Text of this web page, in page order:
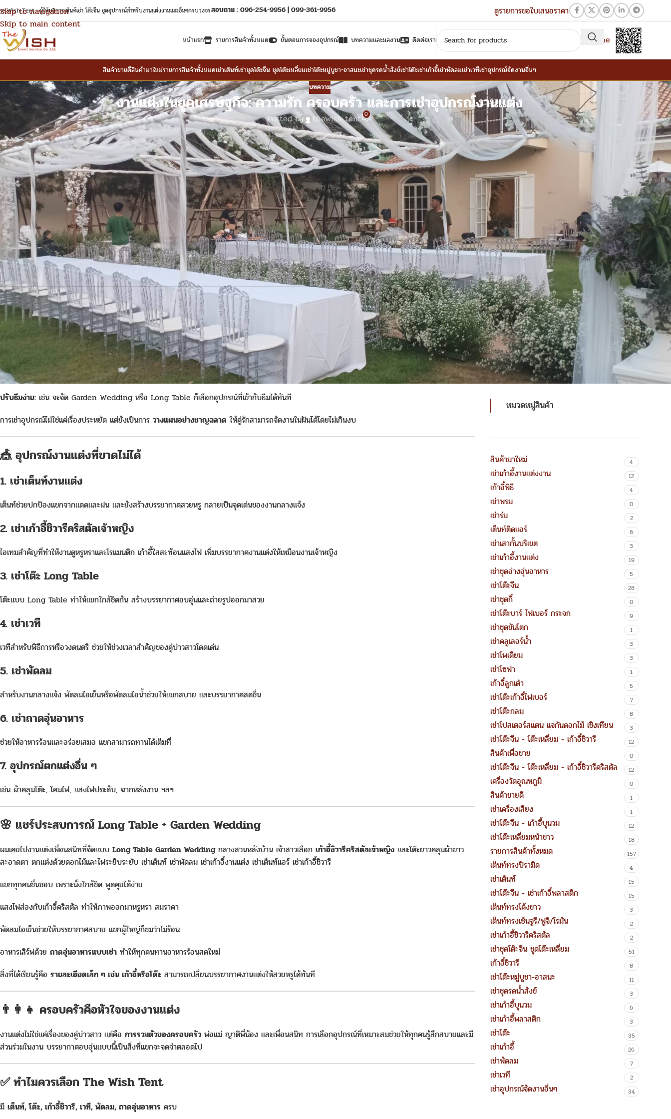
Skip to navigation
Skip to main content
Wish Tent : ผู้ให้บริการเต้นท์เช่า โต๊ะจีน ชุดอุปกรณ์สำหรับงานแต่งงานและอื่นๆครบวงจรสอบถาม : 096-254-9956 | 099-361-9956 ดูรายการขอใบเสนอราคา
หน้าแรก รายการสินค้าทั้งหมด ขั้นตอนการจองอุปกรณ์ บทความและผลงาน ติดต่อเรา QR-Line
สินค้าขายดีสินค้ามาใหม่รายการสินค้าทั้งหมดเช่าเต็นท์เช่าชุดโต๊ะจีน ชุดโต๊ะเหลี่ยมเช่าโต๊ะหมู่บูชา-อาสนะเช่าชุดรดน้ำสังข์เช่าโต๊ะเช่าเก้าอี้เช่าพัดลมเช่าเวทีเช่าอุปกรณ์จัดงานอื่นๆ
บทความ
งานแต่งในยุคเศรษฐกิจ: ความรัก ครอบครัว และการเช่าอุปกรณ์งานแต่ง
Posted by thewish tent 0
เช่าเต็นท์ เช่าพัดลม เช่าเก้าอี้งานแต่ง เช่าเต็นท์แอร์ เช่าเก้าอี้ชิวารี การจัดงานแต่งงานถือเป็นหนึ่งในช่วงเวลาที่สำคัญที่สุดของชีวิต แต่ในยุคเศรษฐกิจปัจจุบัน การ
วางแผนงานแต่งอาจไม่ง่ายเหมือนเดิม คู่รักหลายคู่เริ่มตระหนักว่าความหรูหราไม่ใช่สิ่งสำคัญที่สุดสิ่งที่สำคัญคือความรัก ครอบครัว และบรรยากาศอบอุ่นที่
แขกทุกคนจะจดจำ
ด้วยแนวคิดนี้ คู่รักหลายคู่หันมาเลือกเช่าอุปกรณ์งานแต่งแทนการซื้อ ทั้งเต็นท์, โต๊ะ, เก้าอี้ชิวารี, เวที, พัดลม, ถาดอุ่นอาหาร และอุปกรณ์ตกแต่งอื่น ๆ จาก
The Wish Tentซึ่งช่วยประหยัดงบ แต่ยังคงสร้างบรรยากาศงานแต่งที่สวยและสมบูรณ์
💰 ทำไมการเช่าอุปกรณ์งานแต่งถึงสำคัญในยุคนี้
ค่าใช้จ่ายจัดงานแต่งงานเพิ่มขึ้นทุกปี ทั้งค่าอาหาร, ค่าอุปกรณ์, ดอกไม้, และสถานที่ การเช่าอุปกรณ์ช่วยให้คู่รัก:
ลดต้นทุน:
ไม่ต้องซื้อของที่ใช้ครั้งเดียว
สะดวก: มีอุปกรณ์ครบครันและได้มาตรฐาน
ปรับธีมง่าย: เช่น จะจัด Garden Wedding หรือ Long Table ก็เลือกอุปกรณ์ที่เข้ากับธีมได้ทันที
การเช่าอุปกรณ์ไม่ใช่แค่เรื่องประหยัด แต่ยังเป็นการ วางแผนอย่างชาญฉลาด ให้คู่รักสามารถจัดงานในฝันได้โดยไม่เกินงบ
🎪 อุปกรณ์งานแต่งที่ขาดไม่ได้
1. เช่าเต็นท์งานแต่ง
เต็นท์ช่วยปกป้องแขกจากแดดและฝน และยังสร้างบรรยากาศสวยหรู กลายเป็นจุดเด่นของงานกลางแจ้ง
2. เช่าเก้าอี้ชิวารีคริสตัลเจ้าหญิง
ไอเทมสำคัญที่ทำให้งานดูหรูหราและโรแมนติก เก้าอี้ใสสะท้อนแสงไฟ เพิ่มบรรยากาศงานแต่งให้เหมือนงานเจ้าหญิง
3. เช่าโต๊ะ Long Table
โต๊ะแบบ Long Table ทำให้แขกใกล้ชิดกัน สร้างบรรยากาศอบอุ่นและถ่ายรูปออกมาสวย
4. เช่าเวที
เวทีสำหรับพิธีการหรือวงดนตรี ช่วยให้ช่วงเวลาสำคัญของคู่บ่าวสาวโดดเด่น
5. เช่าพัดลม
สำหรับงานกลางแจ้ง พัดลมไอเย็นหรือพัดลมไอน้ำช่วยให้แขกสบาย และบรรยากาศสดชื่น
6. เช่าถาดอุ่นอาหาร
ช่วยให้อาหารร้อนและอร่อยเสมอ แขกสามารถทานได้เต็มที่
7. อุปกรณ์ตกแต่งอื่น ๆ
เช่น ผ้าคลุมโต๊ะ, โคมไฟ, แสงไฟประดับ, ฉากหลังงาน ฯลฯ
🌸 แชร์ประสบการณ์ Long Table + Garden Wedding
ผมเคยไปงานแต่งเพื่อนสนิทที่จัดแบบ Long Table Garden Weddingกลางสวนหลังบ้าน เจ้าสาวเลือก เก้าอี้ชิวารีคริสตัลเจ้าหญิง และโต๊ะยาวคลุมผ้าขาว
สะอาดตา ตกแต่งด้วยดอกไม้และไฟระยิบระยับ เช่าเต็นท์ เช่าพัดลม เช่าเก้าอี้งานแต่ง เช่าเต็นท์แอร์ เช่าเก้าอี้ชิวารี
แขกทุกคนชื่นชอบ เพราะนั่งใกล้ชิด พูดคุยได้ง่าย
แสงไฟส่องกับเก้าอี้คริสตัล ทำให้ภาพออกมาหรูหรา สมราคา
พัดลมไอเย็นช่วยให้บรรยากาศสบาย แขกผู้ใหญ่ก็ชมว่าไม่ร้อน
อาหารเสิร์ฟด้วย ถาดอุ่นอาหารแบบเช่า ทำให้ทุกคนทานอาหารร้อนสดใหม่
สิ่งที่ได้เรียนรู้คือ รายละเอียดเล็ก ๆ เช่น เก้าอี้หรือโต๊ะ สามารถเปลี่ยนบรรยากาศงานแต่งให้สวยหรูได้ทันที
👨‍👩‍👧 ครอบครัวคือหัวใจของงานแต่ง
งานแต่งไม่ใช่แค่เรื่องของคู่บ่าวสาว แต่คือ การรวมตัวของครอบครัว พ่อแม่ ญาติพี่น้อง และเพื่อนสนิท การเลือกอุปกรณ์ที่เหมาะสมช่วยให้ทุกคนรู้สึกสบายและมี
ส่วนร่วมในงาน บรรยากาศอบอุ่นแบบนี้เป็นสิ่งที่แขกจะจดจำตลอดไป
✅ ทำไมควรเลือก The Wish Tent
มี เต็นท์, โต๊ะ, เก้าอี้ชิวารี, เวที, พัดลม, ถาดอุ่นอาหาร ครบ
บทความและผลงาน ล่าสุด
ผืนฟ้าแห่งคำสัญญา: ทำไมการ “เช่าเต็นท์” กับ
The Wish Event Service ถึงเป็นการปกป้อง
ทุกความทรงจำที่ไม่เคยถูกทำลาย
โครงสร้างแห่งความผูกพัน: เหตุผลที่การ “เช่า
เต็นท์” คือการสร้าง ‘บ้านชั่วคราว’ ที่เปี่ยมด้วยไอ
อุ่นและรอยยิ้ม | The Wish Event Service
ร่มเงาแห่งความทรงจำ: ทำไมการ “เช่าเต็นท์” ถึง
เป็นมากกว่าการบังแดดบังฝน ในวันสำคัญของคุณ
| The Wish Event Service
จัดงานทั้งที เลือก “เช่าเก้าอี้” อย่างไรให้งานเป๊ะ
ปัง แขกประทับใจตั้งแต่แรกนั่ง | The Wish
Event Service
เช่าเก้าอี้งานแต่ง ครบทุกสไตล์ ตอบโจทย์งานแต่ง
ยุคใหม่ พร้อมบริการเช่าเก้าอี้จัดงาน และเช่าเก้าอี้
ชิวารีแบบมืออาชีพ
หมวดหมู่สินค้า
สินค้ามาใหม่ 4
เช่าเก้าอี้งานแต่งงาน 12
เก้าอี้พิธี 4
เช่าพรม 0
เช่าร่ม 2
เต็นท์ติดแอร์ 6
เช่าเสากั้นบริเขต 3
เช่าเก้าอี้งานแต่ง 19
เช่าชุดอ่างอุ่นอาหาร 5
เช่าโต๊ะจีน 28
เช่าชุดกี๋ 0
เช่าโต๊ะบาร์ ไฟเบอร์ กระจก 9
เช่าชุดขันโตก 1
เช่าคลูเลอร์น้ำ 3
เช่าโพเดียม 3
เช่าโซฟา 1
เก้าอี้ลูกเต๋า 5
เช่าโต๊ะเก้าอี้ไฟเบอร์ 7
เช่าโต๊ะกลม 8
เช่าโปสเตอร์สแตน แจกันดอกไม้ เชิงเทียน 3
เช่าโต๊ะจีน - โต๊ะเหลี่ยม - เก้าอี้ชิวารี 12
สินค้าเพื่อขาย 0
เช่าโต๊ะจีน - โต๊ะเหลี่ยม - เก้าอี้ชิวารีคริสตัล 12
เครื่องวัดอุณหภูมิ 0
สินค้าขายดี 1
เช่าเครื่องเสียง 1
เช่าโต๊ะจีน - เก้าอี้บุนวม 12
เช่าโต๊ะเหลี่ยมหน้าขาว 18
รายการสินค้าทั้งหมด 157
เต็นท์ทรงปิรามิด 4
เช่าเต็นท์ 15
เช่าโต๊ะจีน - เช่าเก้าอี้พลาสติก 15
เต็นท์ทรงโค้งขาว 3
เต็นท์ทรงเซ็นจูรี/ฟูจิ/โรมัน 2
เช่าเก้าอี้ชิวารีคริสตัล 2
เช่าชุดโต๊ะจีน ชุดโต๊ะเหลี่ยม 51
เก้าอี้ชิวารี 8
เช่าโต๊ะหมู่บูชา-อาสนะ 11
เช่าชุดรดน้ำสังข์ 3
เช่าเก้าอี้บุนวม 6
เช่าเก้าอี้พลาสติก 3
เช่าโต๊ะ 35
เช่าเก้าอี้ 26
เช่าพัดลม 7
เช่าเวที 2
เช่าอุปกรณ์จัดงานอื่นๆ 34